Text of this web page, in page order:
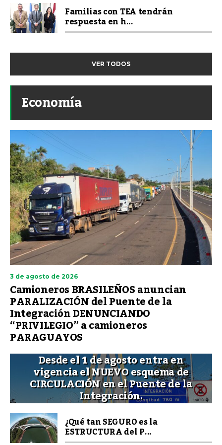
Familias con TEA tendrán
respuesta en h...
VER TODOS
Economía
3 de agosto de 2026
Camioneros BRASILEÑOS anuncian
PARALIZACIÓN del Puente de la
Integración DENUNCIANDO
“PRIVILEGIO” a camioneros
PARAGUAYOS
Desde el 1 de agosto entra en
vigencia el NUEVO esquema de
CIRCULACIÓN en el Puente de la
Integración.
¿Qué tan SEGURO es la
ESTRUCTURA del P...